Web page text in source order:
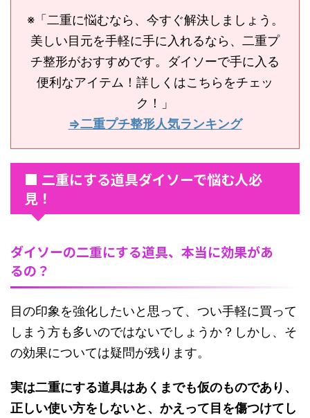
※「二重に悩むなら、今すぐ解決しましょう。
美しい目元を手軽に手に入れるなら、二重プ
チ整形がおすすめです。ダイソーで手に入る
便利なアイテム！詳しくはこちらをチェッ
ク！」
⇒二重プチ整形人気ランキング
■ 二重にする道具ダイソーで悩む人必
見！
ダイソーの二重にする道具、本当に効果があ
るの？
目の印象を強化したいと思って、つい手軽に買って
しまう方も多いのではないでしょうか？しかし、そ
の効果については疑問が残ります。
実は二重にする道具はあくまでも仮のものであり、
正しい使い方をしないと、かえって目を傷つけてし